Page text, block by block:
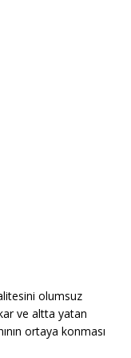
olumsuz
ve altta yatan
ortaya konması